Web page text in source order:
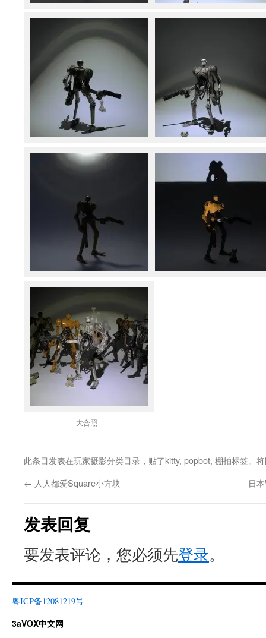
大合照
此条目发表在玩家摄影分类目录，贴了kitty, popbot, 棚拍标签。将
← 人人都爱Square小方块 日
发表回复
要发表评论，您必须先登录。
粤ICP备12081219号
3aVOX中文网